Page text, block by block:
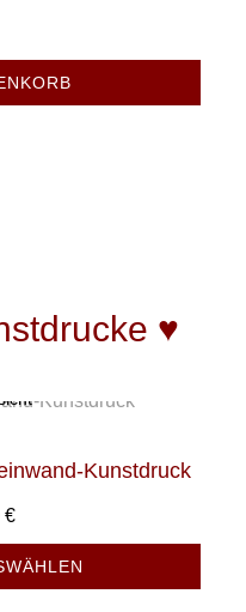
♥
Kunstdruck
€